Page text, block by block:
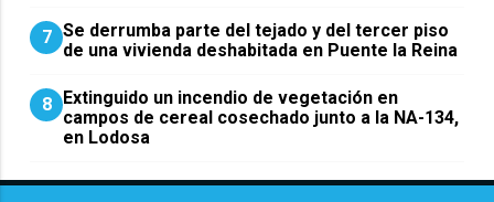
7 Se derrumba parte del tejado y del tercer piso
de una vivienda deshabitada en Puente la Reina
8 Extinguido un incendio de vegetación en
campos de cereal cosechado junto a la NA-134,
en Lodosa